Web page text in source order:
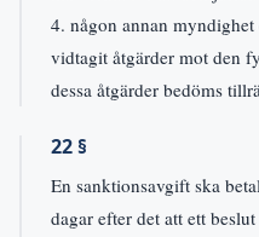
4. någon annan
vidtagit åtgärder mot den
dessa åtgärder bedöms
22 §
En sanktionsavgift ska
dagar efter det att ett